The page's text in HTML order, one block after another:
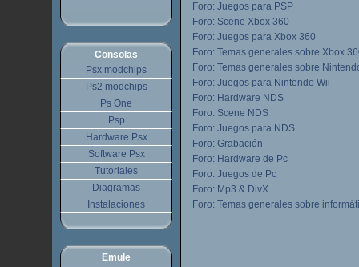
Consolas
Psx modchips
Ps2 modchips
Ps One
Psp
Hardware Psx
Software Psx
Tutoriales
Diagramas
Instalaciones
Emule
Foro: Juegos para PSP
Foro: Scene Xbox 360
Foro: Juegos para Xbox 360
Foro: Temas generales sobre Xbox
Foro: Temas generales sobre
Foro: Juegos para Nintendo Wii
Foro: Hardware NDS
Foro: Scene NDS
Foro: Juegos para NDS
Foro: Grabación
Foro: Hardware de Pc
Foro: Juegos de Pc
Foro: Mp3 & DivX
Foro: Temas generales sobre